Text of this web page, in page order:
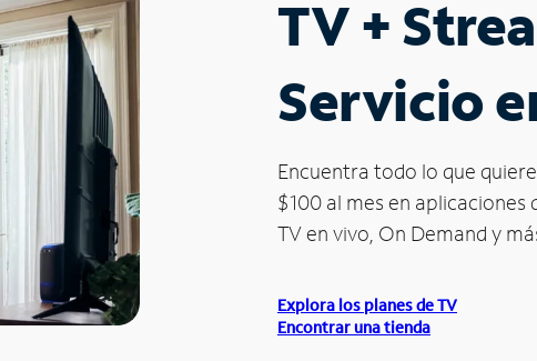
TV +
Servicio
Encuentra todo lo que
$100 al mes en
TV en vivo, On Demand y
Explora los planes de TV
Encontrar una tienda